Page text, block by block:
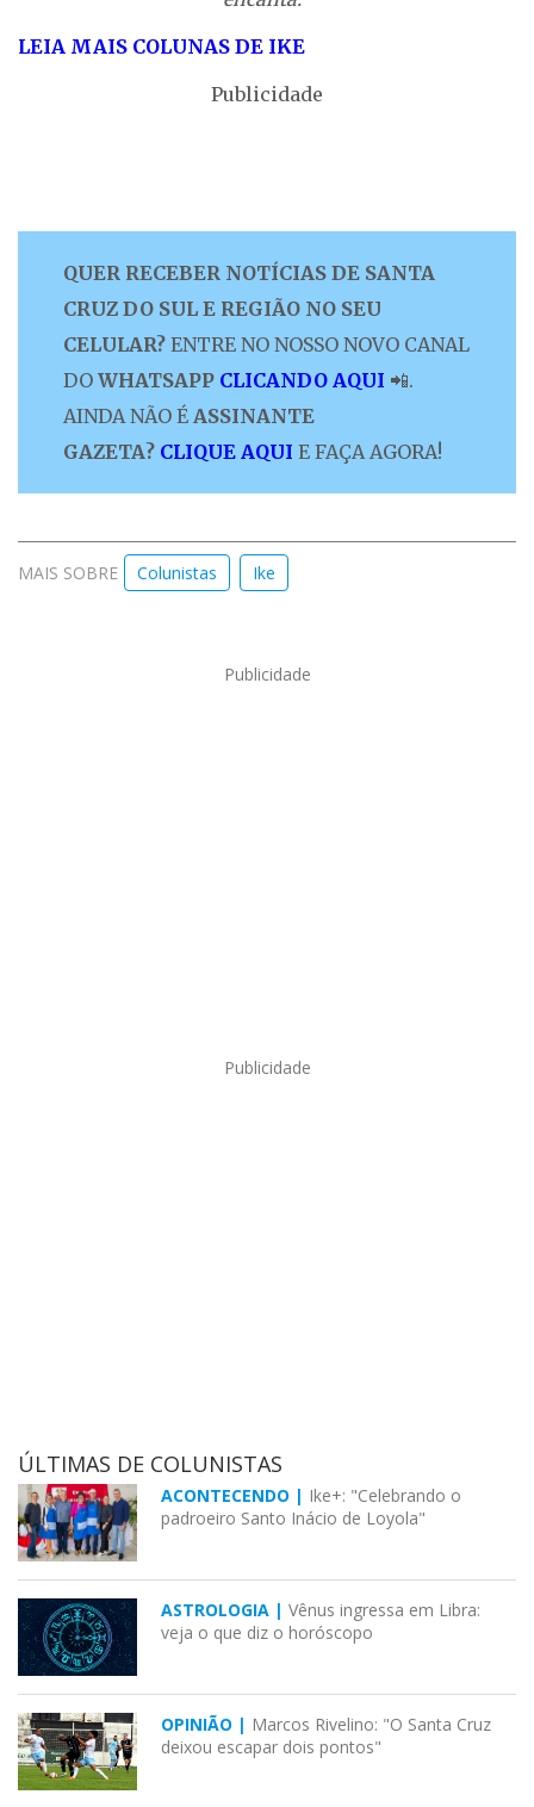
LEIA MAIS COLUNAS DE IKE
Publicidade
QUER RECEBER NOTÍCIAS DE SANTA
CRUZ DO SUL E REGIÃO NO SEU
CELULAR? ENTRE NO NOSSO NOVO CANAL
DO WHATSAPP CLICANDO AQUI 📲.
AINDA NÃO É ASSINANTE
GAZETA? CLIQUE AQUI E FAÇA AGORA!
MAIS SOBRE Colunistas Ike
Publicidade
Publicidade
ÚLTIMAS DE COLUNISTAS
ACONTECENDO | Ike+: "Celebrando o
padroeiro Santo Inácio de Loyola"
ASTROLOGIA | Vênus ingressa em Libra:
veja o que diz o horóscopo
OPINIÃO | Marcos Rivelino: "O Santa Cruz
deixou escapar dois pontos"